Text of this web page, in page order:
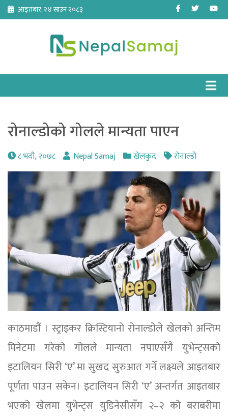
Skip
content
आइतबार, २४ साउन २०८३ Facebook
Twitter
रोनाल्डोको गोलले मान्यता पाएन
८ भदौ, २०७८ Nepal Samaj खेलकुद रोनाल्डो
काठमाडौं । स्ट्राइकर क्रिस्टियानो रोनाल्डोले खेलको अन्तिम
मिनेटमा गरेको गोलले मान्यता नपाएसँगै युभेन्ट्सको
इटालियन सिरी ‘ए’ मा सुखद सुरुआत गर्ने लक्ष्यले आइतबार
पूर्णता पाउन सकेन। इटालियन सिरी ‘ए’ अन्तर्गत आइतबार
भएको खेलमा युभेन्ट्स युडिनेसीसँग २–२ को बराबरीमा